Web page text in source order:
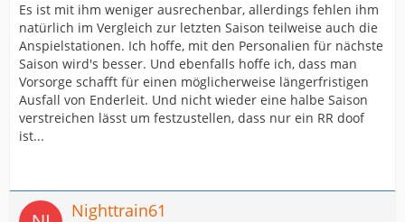
Es ist mit ihm weniger ausrechenbar, allerdings fehlen ihm
natürlich im Vergleich zur letzten Saison teilweise auch die
Anspielstationen. Ich hoffe, mit den Personalien für nächste
Saison wird's besser. Und ebenfalls hoffe ich, dass man
Vorsorge schafft für einen möglicherweise längerfristigen
Ausfall von Enderleit. Und nicht wieder eine halbe Saison
verstreichen lässt um festzustellen, dass nur ein RR doof
ist...
Nighttrain61